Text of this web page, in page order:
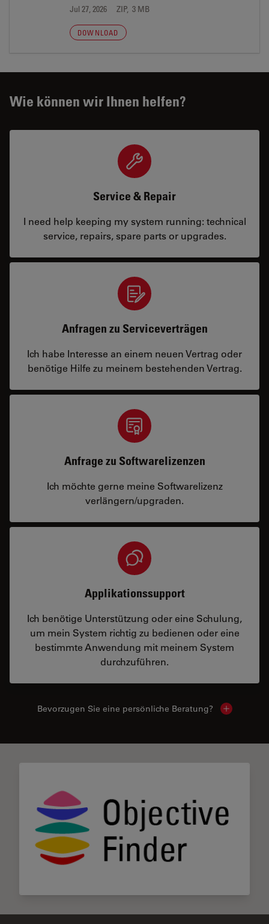
Jul 27, 2026 ZIP, 3 MB
DOWNLOAD
Wie können wir Ihnen helfen?
Service & Repair
I need help keeping my system running: technical
service, repairs, spare parts or upgrades.
Anfragen zu Serviceverträgen
Ich habe Interesse an einem neuen Vertrag oder
benötige Hilfe zu meinem bestehenden Vertrag.
Anfrage zu Softwarelizenzen
Ich möchte gerne meine Softwarelizenz
verlängern/upgraden.
Applikationssupport
Ich benötige Unterstützung oder eine Schulung,
um mein System richtig zu bedienen oder eine
bestimmte Anwendung mit meinem System
durchzuführen.
Bevorzugen Sie eine persönliche Beratung? Show